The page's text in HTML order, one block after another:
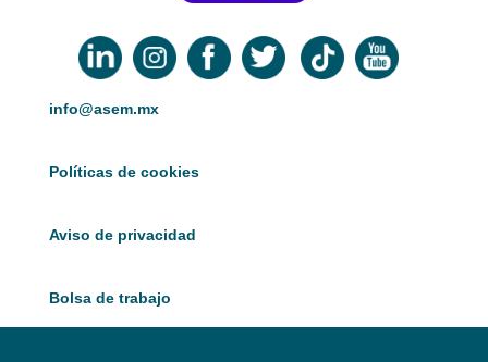
info@asem.mx
Políticas de cookies
Aviso de privacidad
Bolsa de trabajo